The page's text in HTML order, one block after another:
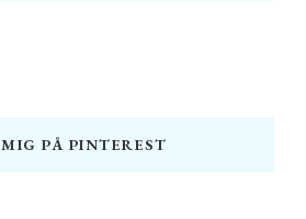
PÅ PINTEREST